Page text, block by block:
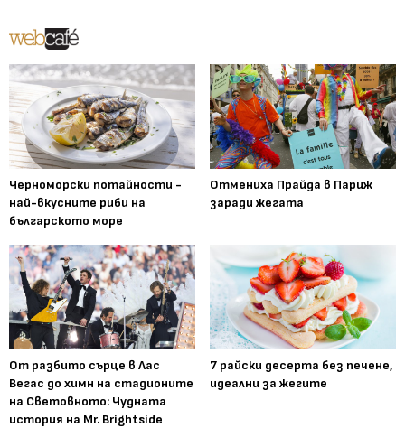
Черноморски потайности -
най-вкусните риби на
българското море
Отмениха Прайда в Париж
заради жегата
От разбито сърце в Лас
Вегас до химн на стадионите
на Световното: Чудната
история на Mr. Brightside
7 райски десерта без печене,
идеални за жегите